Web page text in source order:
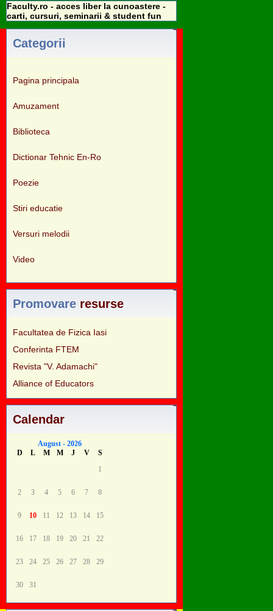
Faculty.ro - acces liber la cunoastere -
carti, cursuri, seminarii & student fun
Categorii
Pagina principala
Amuzament
Biblioteca
Dictionar Tehnic En-Ro
Poezie
Stiri educatie
Versuri melodii
Video
Promovare resurse
Facultatea de Fizica Iasi
Conferinta FTEM
Revista "V. Adamachi"
Alliance of Educators
Calendar
August - 2026
D
L M M J V
S
1
2 3 4 5 6 7 8
9 10 11 12 13 14 15
16 17 18 19 20 21 22
23 24 25 26 27 28 29
30 31